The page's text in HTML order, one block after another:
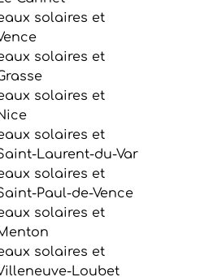
solaires et
solaires et
solaires et
solaires et
Laurent-du-Var
solaires et
Paul-de-Vence
solaires et
solaires et
Loubet